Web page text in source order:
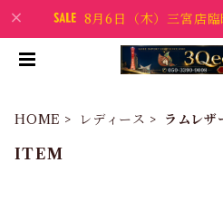
8月6日（木）三宮店臨
HOME レディース ラムレザ
ITEM